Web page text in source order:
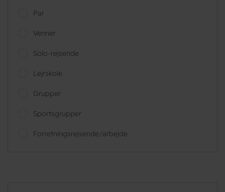
Par
Venner
Solo-rejsende
Lejrskole
Grupper
Sportsgrupper
Forretningsrejsende/arbejde